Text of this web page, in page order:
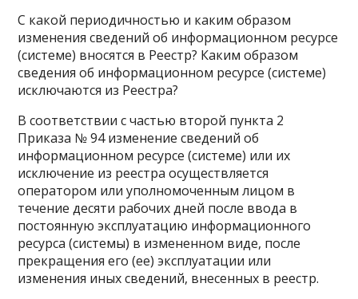
С какой периодичностью и каким образом
изменения сведений об информационном ресурсе
(системе) вносятся в Реестр? Каким образом
сведения об информационном ресурсе (системе)
исключаются из Реестра?
В соответствии с частью второй пункта 2
Приказа № 94 изменение сведений об
информационном ресурсе (системе) или их
исключение из реестра осуществляется
оператором или уполномоченным лицом в
течение десяти рабочих дней после ввода в
постоянную эксплуатацию информационного
ресурса (системы) в измененном виде, после
прекращения его (ее) эксплуатации или
изменения иных сведений, внесенных в реестр.